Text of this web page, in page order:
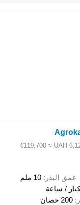
UAH
≈ €119,700
عمق البذر
10 ملم
200 حصان